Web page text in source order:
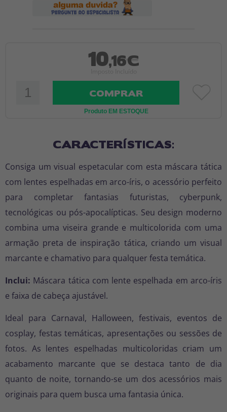
10,16€
COMPRAR
Produto EM ESTOQUE
CARACTERÍSTICAS:
Consiga um visual espetacular com esta máscara tática
com lentes espelhadas em arco-íris, o acessório perfeito
para completar fantasias futuristas, cyberpunk,
tecnológicas ou pós-apocalípticas. Seu design moderno
combina uma viseira grande e multicolorida com uma
armação preta de inspiração tática, criando um visual
marcante e chamativo para qualquer festa temática.
Inclui: Máscara tática com lente espelhada em arco-íris
e faixa de cabeça ajustável.
Ideal para Carnaval, Halloween, festivais, eventos de
cosplay, festas temáticas, apresentações ou sessões de
fotos. As lentes espelhadas multicoloridas criam um
acabamento marcante que se destaca tanto de dia
quanto de noite, tornando-se um dos acessórios mais
originais para quem busca uma fantasia única.